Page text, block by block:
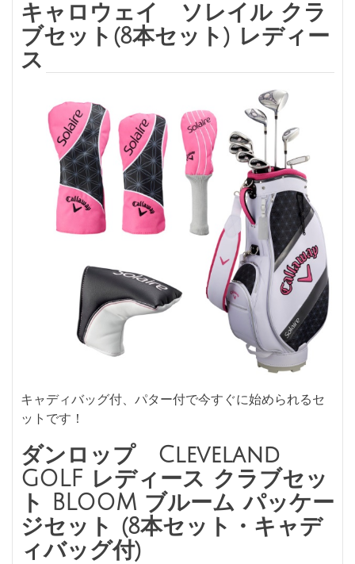
キャロウェイ ソレイル クラ
ブセット(8本セット) レディー
ス
キャディバッグ付、パター付で今すぐに始められるセ
ットです！
ダンロップ Cleveland
GOLF レディース クラブセッ
ト BLOOM ブルーム パッケー
ジセット (8本セット・キャデ
ィバッグ付)